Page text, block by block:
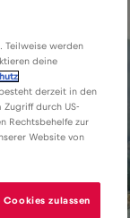
Teilweise werden
deine
derzeit in den
Zugriff durch US-
Rechtsbehelfe zur
Website von
Cookies zulassen